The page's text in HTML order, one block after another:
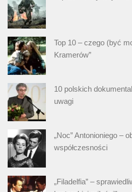
Top 10 – czego (być
Kramerów”
10 polskich
uwagi
„Noc” Antonioniego –
współczesności
„Filadelfia” –